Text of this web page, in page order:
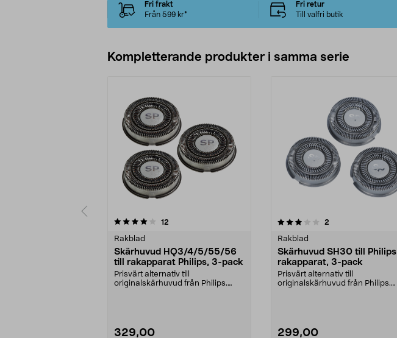
Fri frakt
Från 599 kr*
Fri retur
Till valfri butik
Kompletterande produkter i samma serie
12
Rakblad
Skärhuvud HQ3/4/5/55/56
till rakapparat Philips, 3-pack
Prisvärt alternativ till
originalskärhuvud från Philips.
329,00
3.0av 5 stjärnor 2
Rakblad
Skärhuvud SH30 till Philips
rakapparat, 3-pack
Prisvärt alternativ till
originalskärhuvud från Philips.
299,00
0.0 av 5 stjärnor